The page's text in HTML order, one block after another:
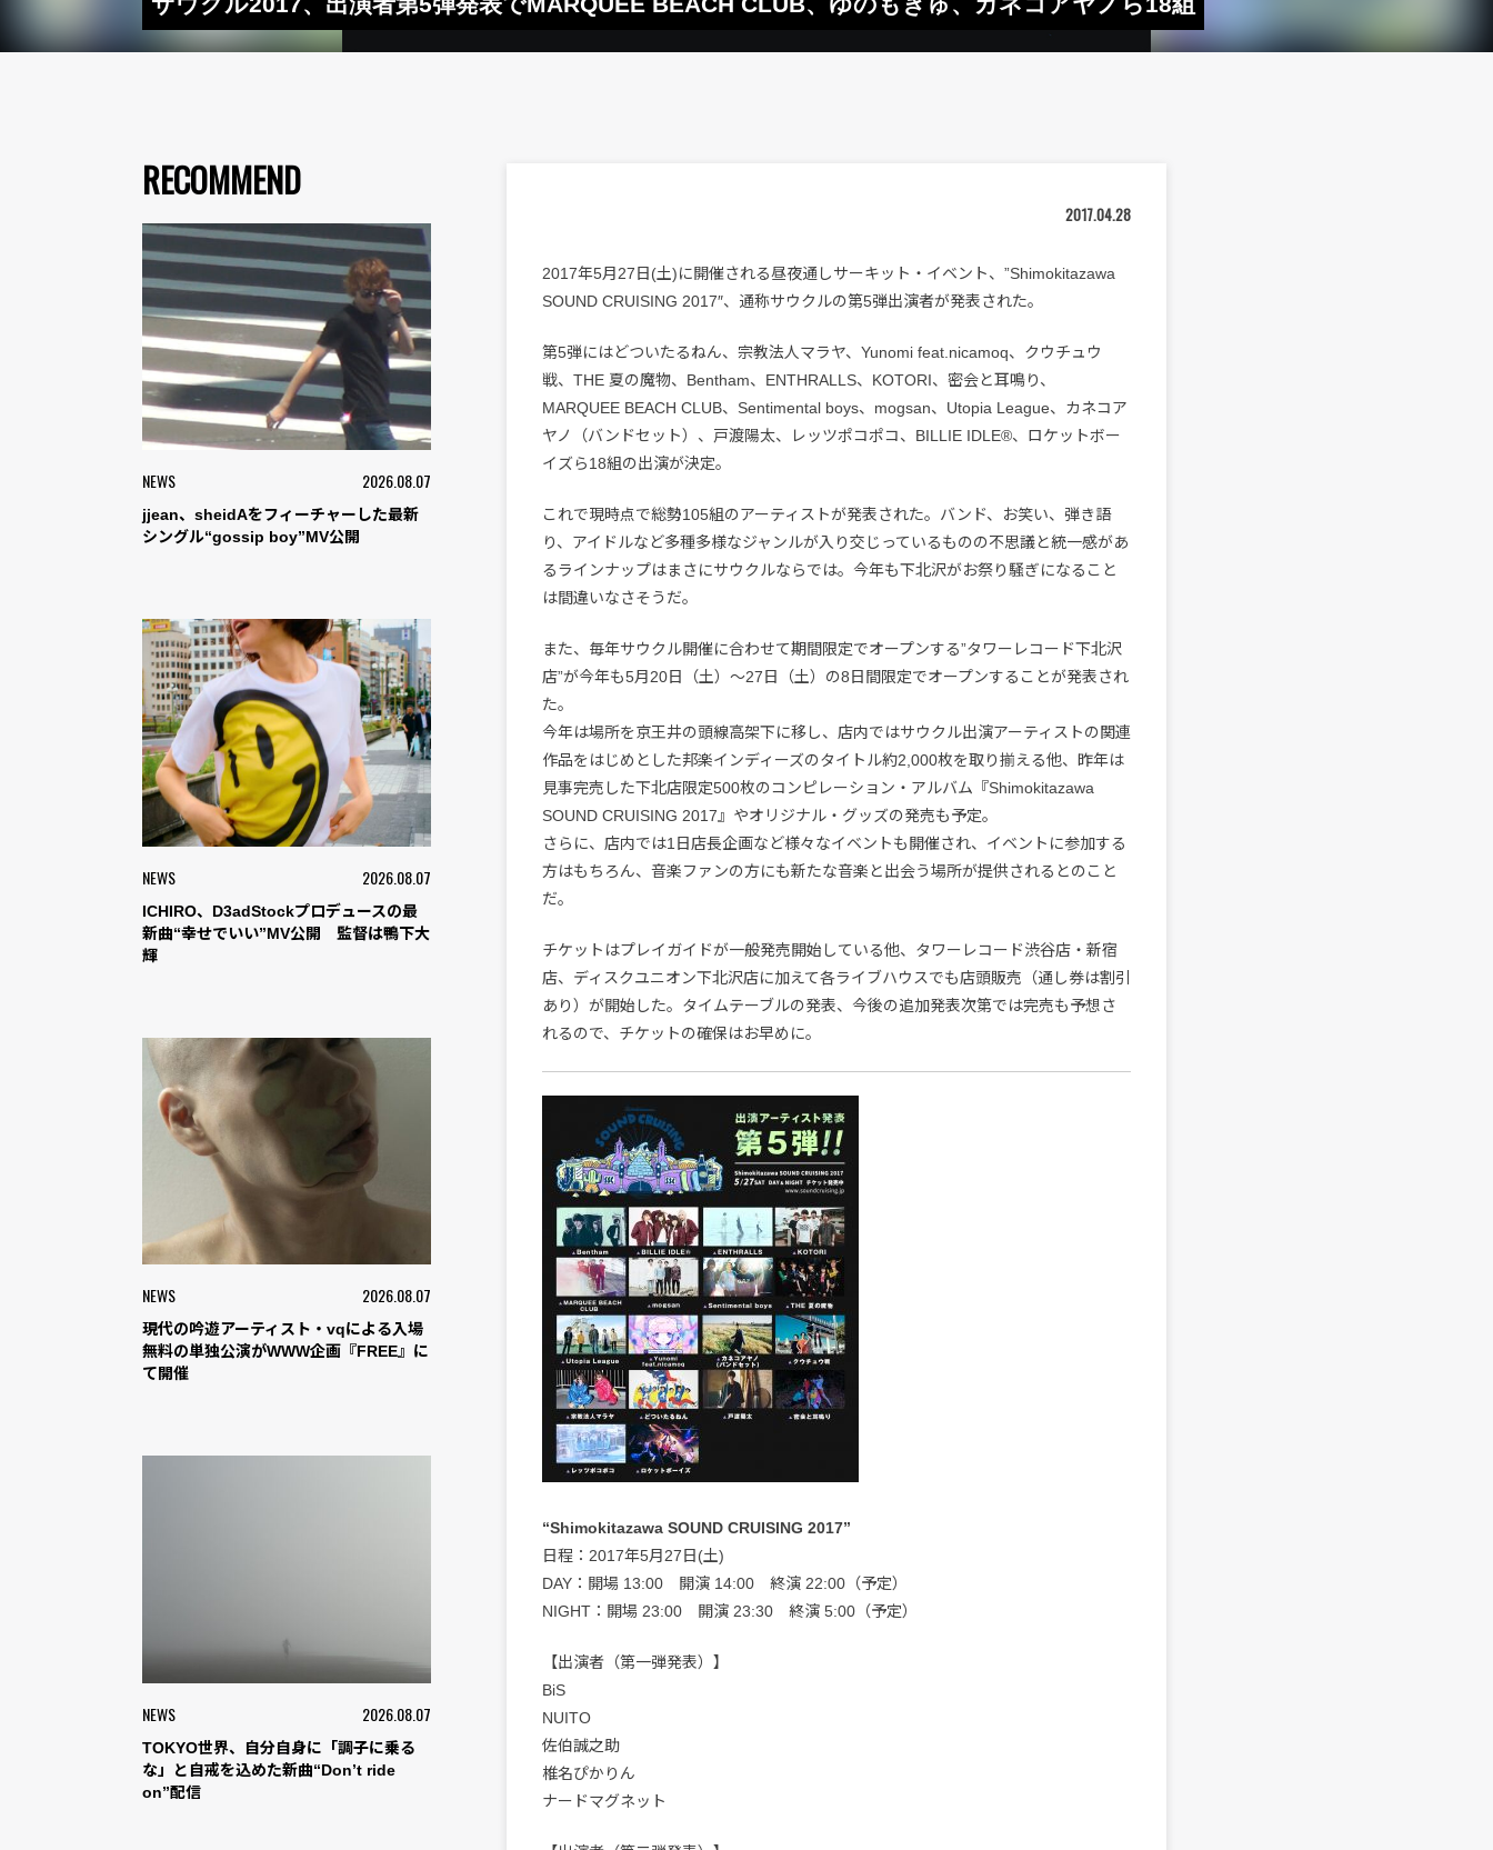
RECOMMEND
NEWS 2026.08.07
jjean、sheidAをフィーチャーした最新
シングル“gossip boy”MV公開
NEWS 2026.08.07
ICHIRO、D3adStockプロデュースの最
新曲“幸せでいい”MV公開 監督は鴨下大
輝
NEWS 2026.08.07
現代の吟遊アーティスト・vqによる入場
無料の単独公演がWWW企画『FREE』に
て開催
NEWS 2026.08.07
TOKYO世界、自分自身に「調子に乗る
な」と自戒を込めた新曲“Don’t ride
on”配信
2017.04.28
2017年5月27日(土)に開催される昼夜通しサーキット・イベント、”Shimokitazawa
SOUND CRUISING 2017″、通称サウクルの第5弾出演者が発表された。
第5弾にはどついたるねん、宗教法人マラヤ、Yunomi feat.nicamoq、クウチュウ
戦、THE 夏の魔物、Bentham、ENTHRALLS、KOTORI、密会と耳鳴り、
MARQUEE BEACH CLUB、Sentimental boys、mogsan、Utopia League、カネコア
ヤノ（バンドセット）、戸渡陽太、レッツポコポコ、BILLIE IDLE®、ロケットボー
イズら18組の出演が決定。
これで現時点で総勢105組のアーティストが発表された。バンド、お笑い、弾き語
り、アイドルなど多種多様なジャンルが入り交じっているものの不思議と統一感があ
るラインナップはまさにサウクルならでは。今年も下北沢がお祭り騒ぎになること
は間違いなさそうだ。
また、毎年サウクル開催に合わせて期間限定でオープンする”タワーレコード下北沢
店”が今年も5月20日（土）～27日（土）の8日間限定でオープンすることが発表され
た。
今年は場所を京王井の頭線高架下に移し、店内ではサウクル出演アーティストの関連
作品をはじめとした邦楽インディーズのタイトル約2,000枚を取り揃える他、昨年は
見事完売した下北店限定500枚のコンピレーション・アルバム『Shimokitazawa
SOUND CRUISING 2017』やオリジナル・グッズの発売も予定。
さらに、店内では1日店長企画など様々なイベントも開催され、イベントに参加する
方はもちろん、音楽ファンの方にも新たな音楽と出会う場所が提供されるとのこと
だ。
チケットはプレイガイドが一般発売開始している他、タワーレコード渋谷店・新宿
店、ディスクユニオン下北沢店に加えて各ライブハウスでも店頭販売（通し券は割引
あり）が開始した。タイムテーブルの発表、今後の追加発表次第では完売も予想さ
れるので、チケットの確保はお早めに。
“Shimokitazawa SOUND CRUISING 2017”
日程：2017年5月27日(土)
DAY：開場 13:00 開演 14:00 終演 22:00（予定）
NIGHT：開場 23:00 開演 23:30 終演 5:00（予定）
【出演者（第一弾発表）】
BiS
NUITO
佐伯誠之助
椎名ぴかりん
ナードマグネット